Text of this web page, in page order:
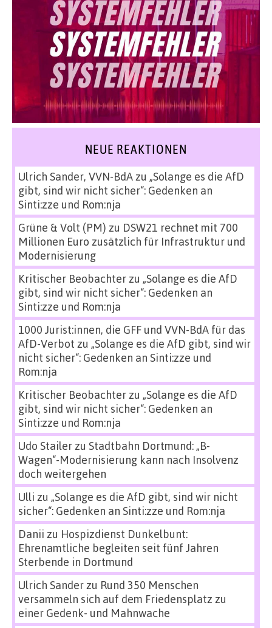
NEUE REAKTIONEN
Ulrich Sander, VVN-BdAzu „Solange es die AfD
gibt, sind wir nicht sicher“: Gedenken an
Sinti:zze und Rom:nja
Grüne & Volt (PM) zu DSW21 rechnet mit 700
Millionen Euro zusätzlich für Infrastruktur und
Modernisierung
Kritischer Beobachterzu „Solange es die AfD
gibt, sind wir nicht sicher“: Gedenken an
Sinti:zze und Rom:nja
1000 Jurist:innen, die GFF und VVN-BdA für das
AfD-Verbot zu „Solange es die AfD gibt, sind wir
nicht sicher“: Gedenken an Sinti:zze und
Rom:nja
Kritischer Beobachterzu „Solange es die AfD
gibt, sind wir nicht sicher“: Gedenken an
Sinti:zze und Rom:nja
Udo Stailerzu Stadtbahn Dortmund: „B-
Wagen“-Modernisierung kann nach Insolvenz
doch weitergehen
Ulli zu „Solange es die AfD gibt, sind wir nicht
sicher“: Gedenken an Sinti:zze und Rom:nja
Danii zu Hospizdienst Dunkelbunt:
Ehrenamtliche begleiten seit fünf Jahren
Sterbende in Dortmund
Ulrich Sanderzu Rund 350 Menschen
versammeln sich auf dem Friedensplatz zu
einer Gedenk- und Mahnwache